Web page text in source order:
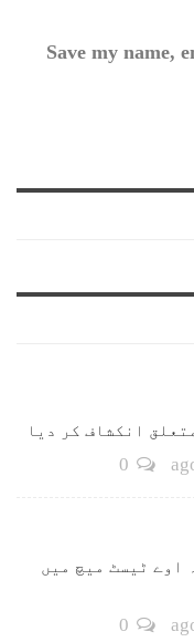
Save my name,
انکشاف کر دیا
مرتبہ اوے ٹیسٹ میچ میں